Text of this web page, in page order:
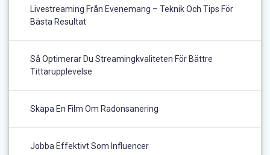
Livestreaming Från Evenemang – Teknik Och Tips För
Bästa Resultat
Så Optimerar Du Streamingkvaliteten För Bättre
Tittarupplevelse
Skapa En Film Om Radonsanering
Jobba Effektivt Som Influencer